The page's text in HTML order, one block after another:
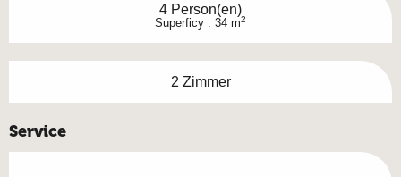
4 Person(en)
Superficy : 34 m2
2 Zimmer
Service